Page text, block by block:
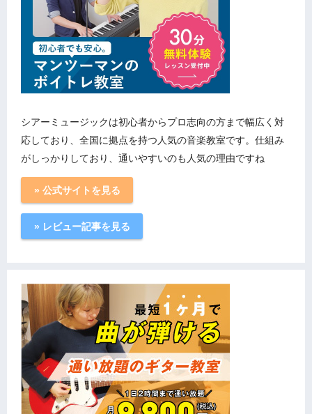
シアーミュージックは初心者からプロ志向の方まで幅広く対
応しており、全国に拠点を持つ人気の音楽教室です。仕組み
がしっかりしており、通いやすいのも人気の理由ですね
» 公式サイトを見る
» レビュー記事を見る